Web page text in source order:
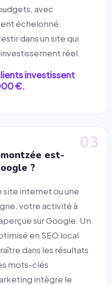
avec
échelonné.
dans un site qui
réel.
investissent
€.
03
est-
?
site internet ou une
votre activité à
sur Google. Un
en SEO local
dans les résultats
mots-clés
intègre le